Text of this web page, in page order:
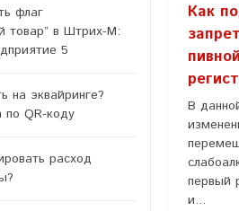
флаг
товар” в Штрих-М:
5
на эквайринге?
QR-коду
расход
Как
В
первый
и...